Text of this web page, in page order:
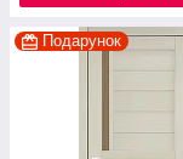
Подарунок